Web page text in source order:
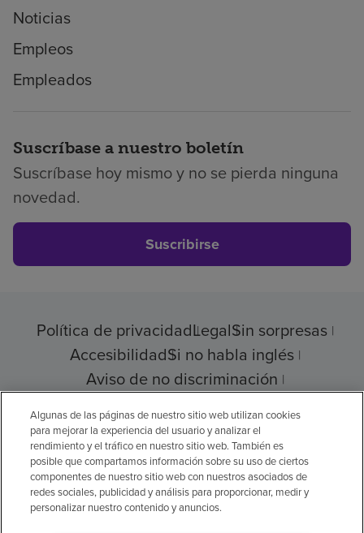
Noticias
Empleos
Empleados
Suscríbase a nuestro boletín
Suscríbase hoy mismo y no se pierda ninguna
novedad.
Suscribirse
Política de privacidadLegalSin sorpresas
AccesibilidadSi no habla inglés
Aviso de no discriminación
© 2026 Encompass Health Corporation
Preferencias de cookies
Algunas de las páginas de nuestro sitio web utilizan cookies
para mejorar la experiencia del usuario y analizar el
rendimiento y el tráfico en nuestro sitio web. También es
posible que compartamos información sobre su uso de ciertos
componentes de nuestro sitio web con nuestros asociados de
redes sociales, publicidad y análisis para proporcionar, medir y
personalizar nuestro contenido y anuncios.